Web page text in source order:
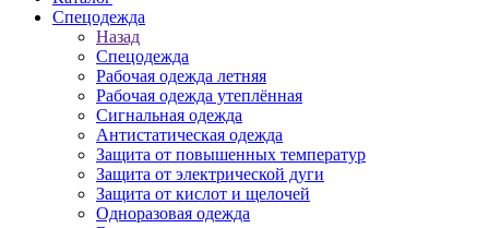
Спецодежда
Назад
Спецодежда
Рабочая одежда летняя
Рабочая одежда утеплённая
Сигнальная одежда
Антистатическая одежда
Защита от повышенных температур
Защита от электрической дуги
Защита от кислот и щелочей
Одноразовая одежда